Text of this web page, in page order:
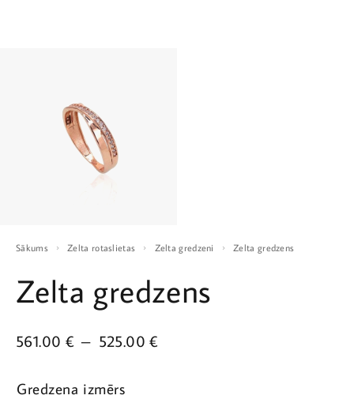
Sākums Zelta rotaslietas Zelta gredzeni Zelta gredzens
Zelta gredzens
525.00€
–
561.00 €
Gredzena izmērs